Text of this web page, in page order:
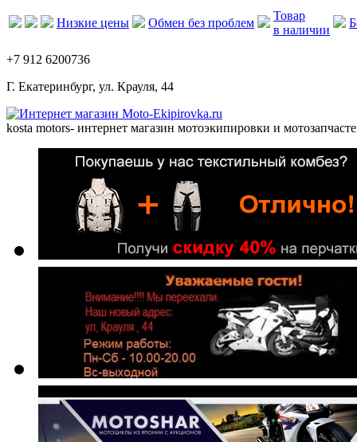
Низкие цены Обмен без проблем
Товар
в наличии
+7 912 6200736
Г. Екатеринбург, ул. Крауля, 44
kosta motors- интернет магазин мотоэкипировки и